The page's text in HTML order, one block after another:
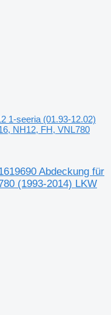
1-seeria (01.93-12.02)
NH12, FH, VNL780
Abdeckung für
(1993-2014) LKW